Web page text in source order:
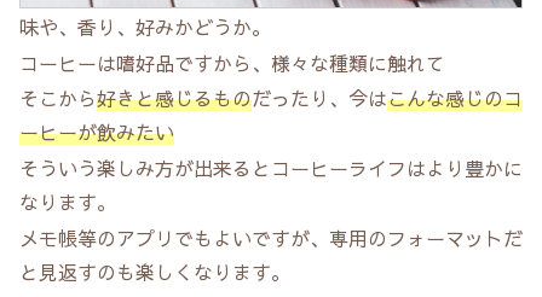
味や、香り、好みかどうか。
コーヒーは嗜好品ですから、様々な種類に触れて
そこから好きと感じるものだったり、今はこんな感じのコ
ーヒーが飲みたい
そういう楽しみ方が出来るとコーヒーライフはより豊かに
なります。
メモ帳等のアプリでもよいですが、専用のフォーマットだ
と見返すのも楽しくなります。